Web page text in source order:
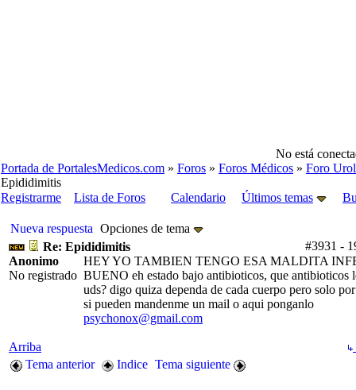
No está
Portada de PortalesMedicos.com » Foros » Foros Médicos » Foro
Epididimitis
Registrarme
Lista de Foros Calendario Últimos temas
Nueva respuesta Opciones de tema
#3931 -
Re: Epididimitis
Anonimo
No registrado
HEY YO TAMBIEN TENGO ESA MALDITA
BUENO eh estado bajo antibioticos, que antibioticos
uds? digo quiza dependa de cada cuerpo pero solo
si pueden mandenme un mail o aqui ponganlo
psychonox@gmail.com
Arriba
Tema anterior
Indice Tema siguiente